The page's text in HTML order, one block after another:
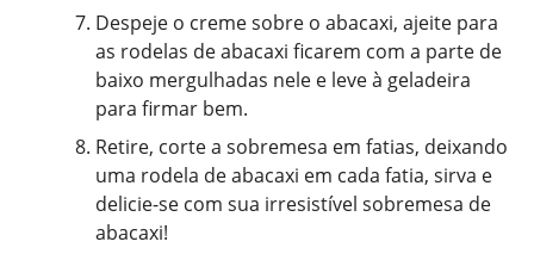
Despeje o creme sobre o abacaxi, ajeite para
as rodelas de abacaxi ficarem com a parte de
baixo mergulhadas nele e leve à geladeira
para firmar bem.
Retire, corte a sobremesa em fatias, deixando
uma rodela de abacaxi em cada fatia, sirva e
delicie-se com sua irresistível sobremesa de
abacaxi!